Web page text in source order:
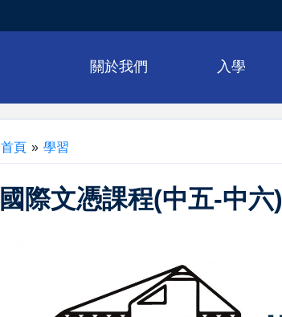
關於我們 入學
首頁 » 學習
國際文憑課程(中五-中六)